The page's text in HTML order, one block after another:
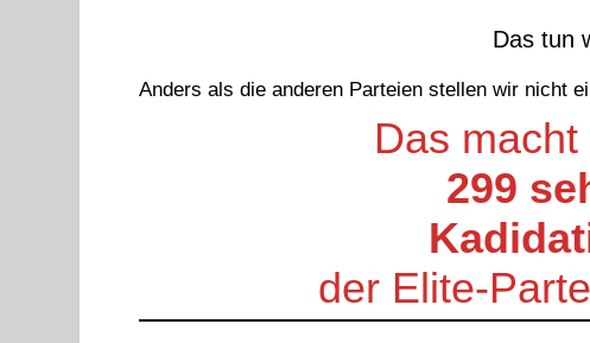
Das tun
Anders als die anderen Parteien stellen wir nicht
Das
299
der Elite-